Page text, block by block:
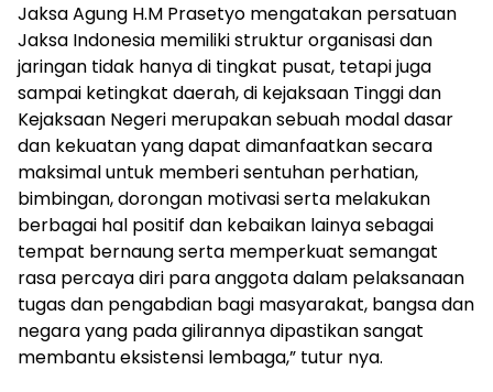
Jaksa Agung H.M Prasetyo mengatakan persatuan
Jaksa Indonesia memiliki struktur organisasi dan
jaringan tidak hanya di tingkat pusat, tetapi juga
sampai ketingkat daerah, di kejaksaan Tinggi dan
Kejaksaan Negeri merupakan sebuah modal dasar
dan kekuatan yang dapat dimanfaatkan secara
maksimal untuk memberi sentuhan perhatian,
bimbingan, dorongan motivasi serta melakukan
berbagai hal positif dan kebaikan lainya sebagai
tempat bernaung serta memperkuat semangat
rasa percaya diri para anggota dalam pelaksanaan
tugas dan pengabdian bagi masyarakat, bangsa dan
negara yang pada gilirannya dipastikan sangat
membantu eksistensi lembaga,” tutur nya.